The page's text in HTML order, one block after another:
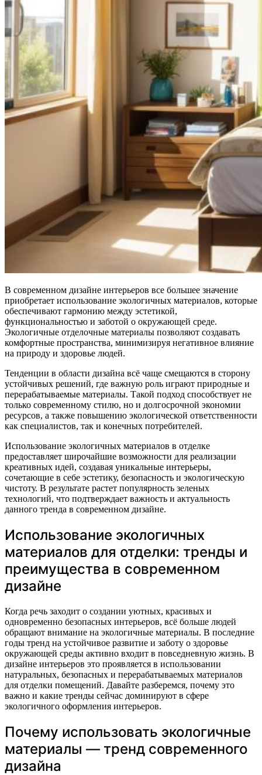
В современном дизайне интерьеров все большее значение
приобретает использование экологичных материалов, которые
обеспечивают гармонию между эстетикой,
функциональностью и заботой о окружающей среде.
Экологичные отделочные материалы позволяют создавать
комфортные пространства, минимизируя негативное влияние
на природу и здоровье людей.
Тенденции в области дизайна всё чаще смещаются в сторону
устойчивых решений, где важную роль играют природные и
перерабатываемые материалы. Такой подход способствует не
только современному стилю, но и долгосрочной экономии
ресурсов, а также повышению экологической ответственности
как специалистов, так и конечных потребителей.
Использование экологичных материалов в отделке
предоставляет широчайшие возможности для реализации
креативных идей, создавая уникальные интерьеры,
сочетающие в себе эстетику, безопасность и экологическую
чистоту. В результате растет популярность зеленых
технологий, что подтверждает важность и актуальность
данного тренда в современном дизайне.
Использование экологичных
материалов для отделки: тренды и
преимущества в современном
дизайне
Когда речь заходит о создании уютных, красивых и
одновременно безопасных интерьеров, всё больше людей
обращают внимание на экологичные материалы. В последние
годы тренд на устойчивое развитие и заботу о здоровье
окружающей среды активно входит в повседневную жизнь. В
дизайне интерьеров это проявляется в использовании
натуральных, безопасных и перерабатываемых материалов
для отделки помещений. Давайте разберемся, почему это
важно и какие тренды сейчас доминируют в сфере
экологичного оформления интерьеров.
Почему использовать экологичные
материалы — тренд современного
дизайна